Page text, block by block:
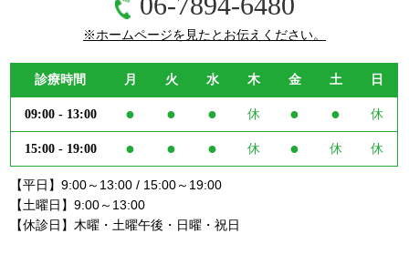
※ホームページを見たとお伝えください。
診療時間 月 火 水 木 金 土 日
09:00 - 13:00 ● ● ● 休 ● ● 休
15:00 - 19:00 ● ● ● 休 ● 休 休
【平日】9:00～13:00 / 15:00～19:00
【土曜日】9:00～13:00
【休診日】木曜・土曜午後・日曜・祝日